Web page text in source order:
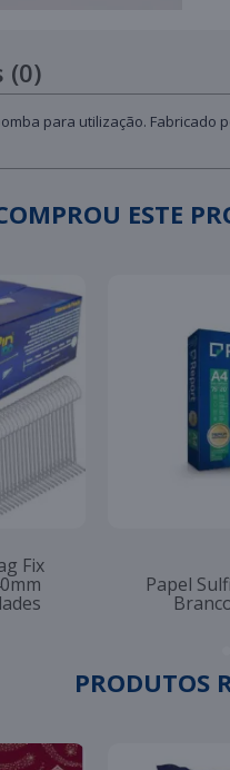
(0)
para utilização.
ESTE
Fix
Papel
PRODUTOS